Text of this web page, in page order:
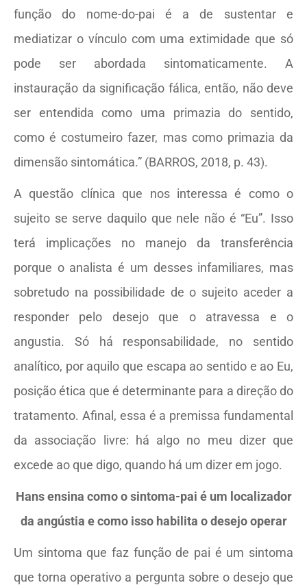
função do nome-do-pai é a de sustentar e
mediatizar o vínculo com uma extimidade que só
pode ser abordada sintomaticamente. A
instauração da significação fálica, então, não deve
ser entendida como uma primazia do sentido,
como é costumeiro fazer, mas como primazia da
dimensão sintomática.” (BARROS, 2018, p. 43).
A questão clínica que nos interessa é como o
sujeito se serve daquilo que nele não é “Eu”. Isso
terá implicações no manejo da transferência
porque o analista é um desses infamiliares, mas
sobretudo na possibilidade de o sujeito aceder a
responder pelo desejo que o atravessa e o
angustia. Só há responsabilidade, no sentido
analítico, por aquilo que escapa ao sentido e ao Eu,
posição ética que é determinante para a direção do
tratamento. Afinal, essa é a premissa fundamental
da associação livre: há algo no meu dizer que
excede ao que digo, quando há um dizer em jogo.
Hans ensina como o sintoma-pai é um localizador
da angústia e como isso habilita o desejo operar
Um sintoma que faz função de pai é um sintoma
que torna operativo a pergunta sobre o desejo que